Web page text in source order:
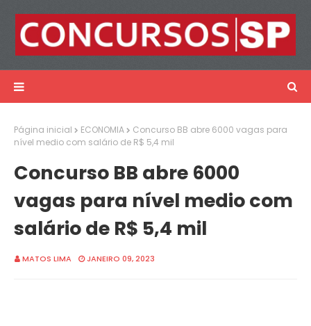
Página inicial ECONOMIA
Concurso BB abre 6000 vagas para
nível medio com salário de R$ 5,4 mil
Concurso BB abre 6000
vagas para nível medio com
salário de R$ 5,4 mil
MATOS LIMA JANEIRO 09, 2023